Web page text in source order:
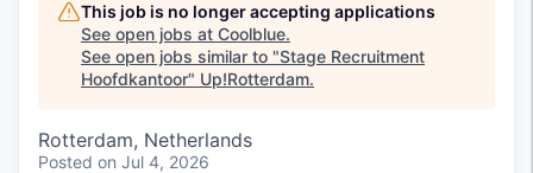
This job is no longer accepting applications
See open jobs at Coolblue.
See open jobs similar to "Stage Recruitment
Hoofdkantoor" Up!Rotterdam.
Rotterdam, Netherlands
Posted on Jul 4, 2026